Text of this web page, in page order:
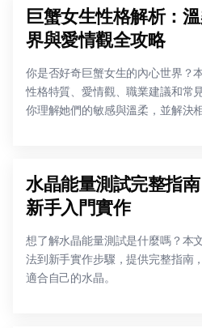
巨蟹女生性格解析：
界與愛情觀全攻略
你是否好奇巨蟹女生的內心世界？
性格特質、愛情觀、職業建議和常
你理解她們的敏感與溫柔，並解決
水晶能量測試完整指
新手入門實作
想了解水晶能量測試是什麼嗎？本
法到新手實作步驟，提供完整指南
適合自己的水晶。